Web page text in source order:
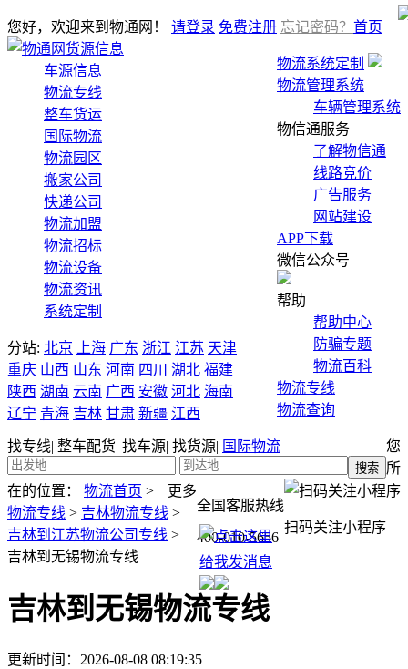
您好，欢迎来到物通网！ 请登录 免费注册 忘记密码？
物流系统定制
物流管理系统
车辆管理系统
物信通服务
了解物信通
线路竞价
广告服务
网站建设
APP下载
微信公众号
帮助
帮助中心
防骗专题
物流百科
物流专线
物流查询
找专线| 整车配货| 找车源| 找货源| 国际物流
全国客服热线
400-010-5656
扫码关注小程序
首页
货源信息
车源信息
物流专线
整车货运
国际物流
物流园区
搬家公司
快递公司
物流加盟
物流招标
物流设备
物流资讯
系统定制
分站: 北京 上海 广东 浙江 江苏 天津
重庆 山西 山东 河南 四川 湖北 福建
陕西 湖南 云南 广西 安徽 河北 海南
辽宁 青海 吉林 甘肃 新疆 江西
更多
您
所
在的位置：
物流首页 >
物流专线 > 吉林物流专线 >
吉林到江苏物流公司专线 >
吉林到无锡物流专线
吉林到无锡物流专线
更新时间：2026-08-08 08:19:35